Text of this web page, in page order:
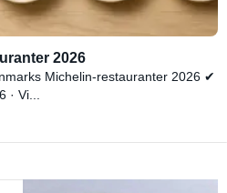
2026
Michelin-restauranter 2026 ✔
Vi...